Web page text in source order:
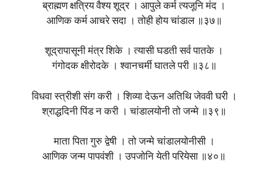
ब्राह्मण क्षत्रिय वैश्य शूद्र । आपुले कर्म त्यजूनि मंद ।
आणिक कर्म आचरे सदा । तोही होय चांडाल ॥३७॥
शूद्रापासूनी मंत्र शिके । त्यासी घडती सर्व पातके ।
गंगोदक क्षीरोदके । श्वानचर्मी घातले परी ॥३८॥
विधवा स्त्रीशी संग करी । शिव्या देऊन अतिथि जेववी घरी ।
श्राद्धदिनी पिंड न करी । चांडालयोनी तो जन्मे ॥३९॥
माता पिता गुरु द्वेषी । तो जन्मे चांडालयोनीसी ।
आणिक जन्म पापवंशी । उपजोनि येती परियेसा ॥४०॥